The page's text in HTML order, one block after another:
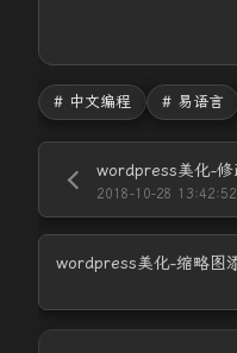
# 中文编程 # 易语言
2018-10-28 13:42:52